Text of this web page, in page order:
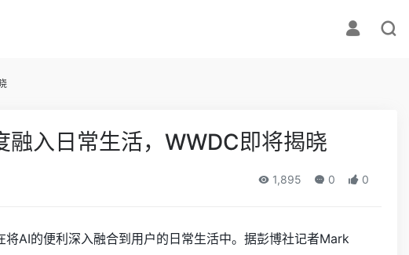
入日常生活，WWDC即将揭晓
1,895 0 0
将AI的便利深入融合到用户的日常生活中。据彭博社记者Mark